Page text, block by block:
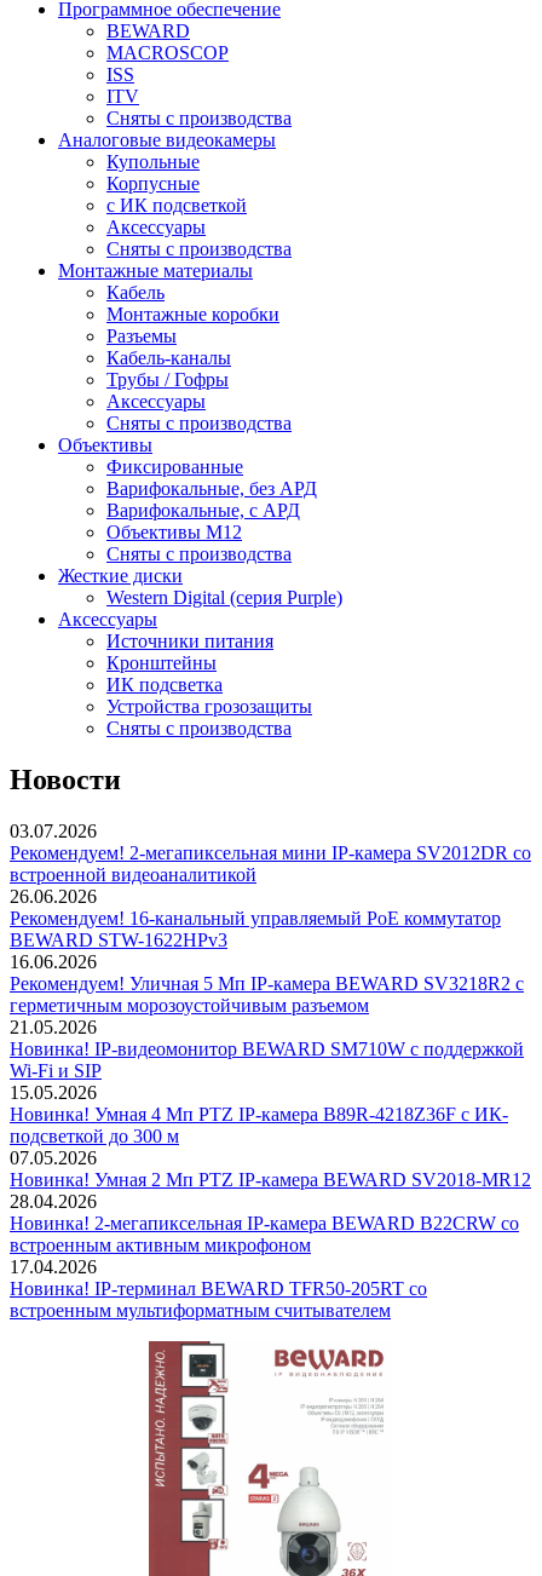
Программное обеспечение
BEWARD
MACROSCOP
ISS
ITV
Сняты с производства
Аналоговые видеокамеры
Купольные
Корпусные
c ИК подсветкой
Аксессуары
Сняты с производства
Монтажные материалы
Кабель
Монтажные коробки
Разъемы
Кабель-каналы
Трубы / Гофры
Аксессуары
Сняты с производства
Объективы
Фиксированные
Варифокальные, без АРД
Варифокальные, с АРД
Объективы M12
Сняты с производства
Жесткие диски
Western Digital (серия Purple)
Аксессуары
Источники питания
Кронштейны
ИК подсветка
Устройства грозозащиты
Сняты с производства
Новости
03.07.2026
Рекомендуем! 2-мегапиксельная мини IP-камера SV2012DR со
встроенной видеоаналитикой
26.06.2026
Рекомендуем! 16-канальный управляемый PoE коммутатор
BEWARD STW-1622HPv3
16.06.2026
Рекомендуем! Уличная 5 Мп IP-камера BEWARD SV3218R2 с
герметичным морозоустойчивым разъемом
21.05.2026
Новинка! IP-видеомонитор BEWARD SM710W с поддержкой
Wi-Fi и SIP
15.05.2026
Новинка! Умная 4 Мп PTZ IP-камера B89R-4218Z36F с ИК-
подсветкой до 300 м
07.05.2026
Новинка! Умная 2 Мп PTZ IP-камера BEWARD SV2018-MR12
28.04.2026
Новинка! 2-мегапиксельная IP-камера BEWARD B22CRW со
встроенным активным микрофоном
17.04.2026
Новинка! IP-терминал BEWARD TFR50-205RT со
встроенным мультиформатным считывателем